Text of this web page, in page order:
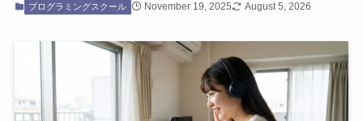
プログラミングスクール November 19, 2025 August 5, 2026